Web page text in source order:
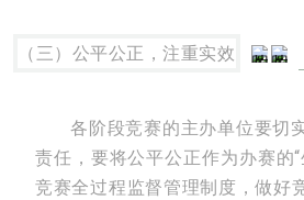
（三）公平公正，注重实效
各阶段竞赛的主办单位要切
责任，要将公平公正作为办赛的
竞赛全过程监督管理制度，做好